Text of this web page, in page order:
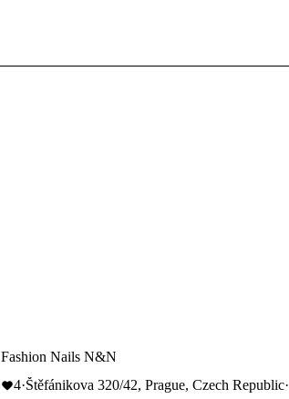
Fashion Nails N&N
4·Štěfánikova 320/42, Prague, Czech Republic·